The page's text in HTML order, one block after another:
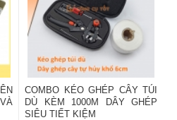
COMBO KÉO GHÉP CÂY TÚI
DÙ KÈM 1000M DÂY GHÉP
SIÊU TIẾT KIỆM